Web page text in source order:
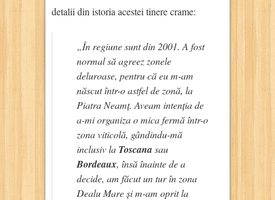
detalii din istoria acestei tinere crame:
„În regiune sunt din 2001. A fost
normal să agreez zonele
deluroase, pentru că eu m-am
născut într-o astfel de zonă, la
Piatra Neamț. Aveam intenția de
a-mi organiza o mica fermă într-o
zona viticolă, gândindu-mă
inclusiv la Toscanasau
Bordeaux, însă înainte de a
decide, am făcut un tur în zona
Dealu Mare și m-am oprit la